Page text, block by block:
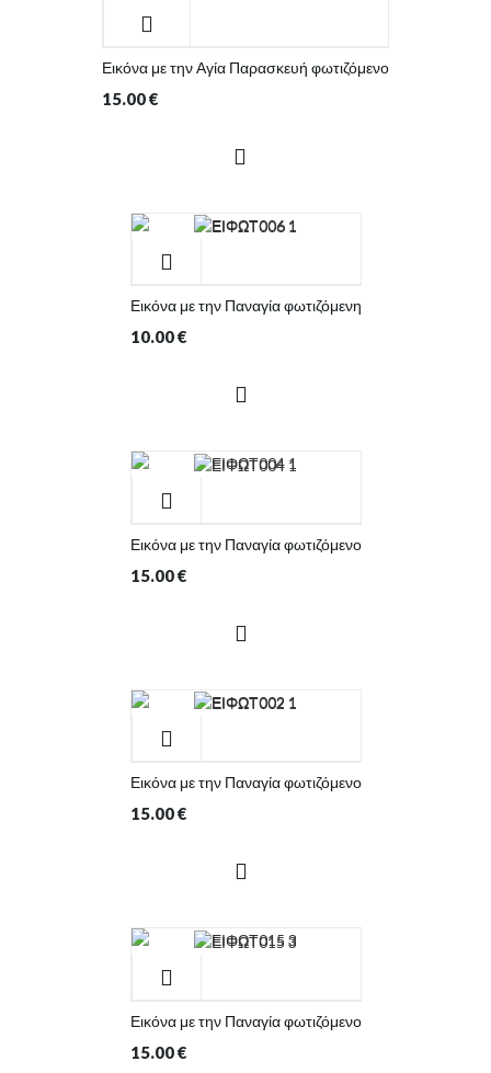
Εικόνα με την Αγία Παρασκευή φωτιζόμενο
15.00€
Εικόνα με την Παναγία φωτιζόμενη
10.00€
Εικόνα με την Παναγία φωτιζόμενο
15.00€
Εικόνα με την Παναγία φωτιζόμενο
15.00€
Εικόνα με την Παναγία φωτιζόμενο
15.00€